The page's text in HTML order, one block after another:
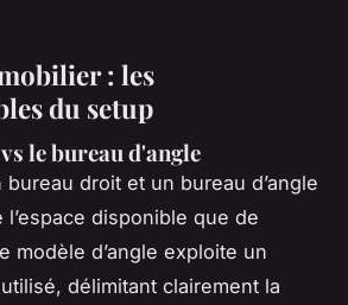
: les
du setup
le bureau d'angle
droit et un bureau d’angle
disponible que de
modèle d’angle exploite un
délimitant clairement la